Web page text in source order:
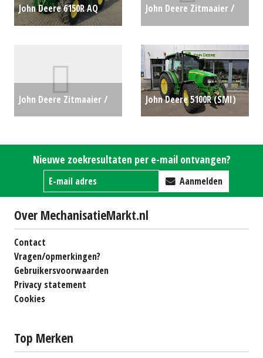
John Deere 6150R AQ
John Deere Zitmaaier /
#25135
€2975
John Deere Zitmaaier /
#27637
€2700
John Deere 5100R (SMI)
Nieuwe zoekresultaten per e-mail ontvangen?
Aanmelden
Over MechanisatieMarkt.nl
Contact
Vragen/opmerkingen?
Gebruikersvoorwaarden
Privacy statement
Cookies
Top Merken